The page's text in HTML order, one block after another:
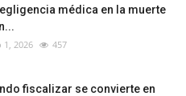
médica en la muerte
1, 2026 457
fiscalizar se convierte en